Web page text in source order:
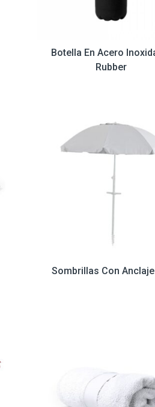
Botella En Acero
Rubber
Sombrillas Con